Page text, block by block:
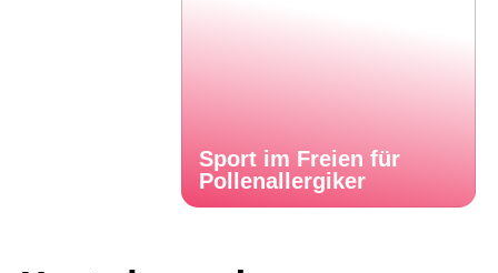
Sport im Freien für
Pollenallergiker